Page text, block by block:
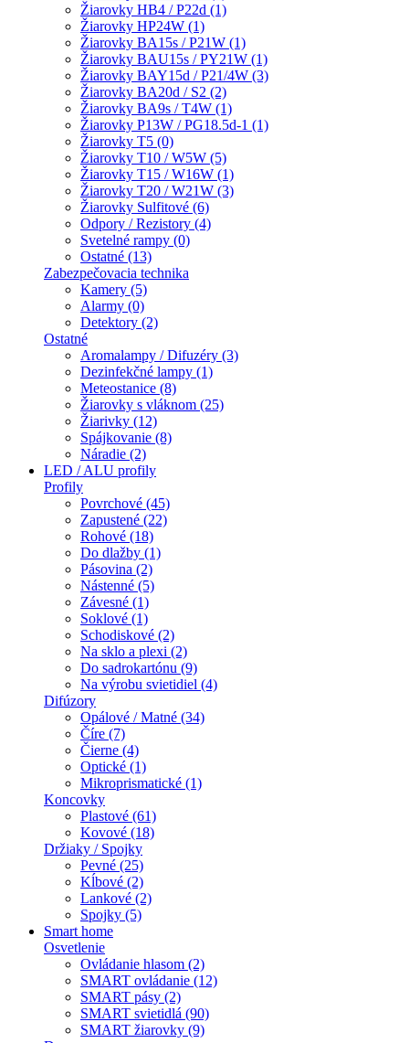
Žiarovky HB4 / P22d (1)
Žiarovky HP24W (1)
Žiarovky BA15s / P21W (1)
Žiarovky BAU15s / PY21W (1)
Žiarovky BAY15d / P21/4W (3)
Žiarovky BA20d / S2 (2)
Žiarovky BA9s / T4W (1)
Žiarovky P13W / PG18.5d-1 (1)
Žiarovky T5 (0)
Žiarovky T10 / W5W (5)
Žiarovky T15 / W16W (1)
Žiarovky T20 / W21W (3)
Žiarovky Sulfitové (6)
Odpory / Rezistory (4)
Svetelné rampy (0)
Ostatné (13)
Zabezpečovacia technika
Kamery (5)
Alarmy (0)
Detektory (2)
Ostatné
Aromalampy / Difuzéry (3)
Dezinfekčné lampy (1)
Meteostanice (8)
Žiarovky s vláknom (25)
Žiarivky (12)
Spájkovanie (8)
Náradie (2)
LED / ALU profily
Profily
Povrchové (45)
Zapustené (22)
Rohové (18)
Do dlažby (1)
Pásovina (2)
Nástenné (5)
Závesné (1)
Soklové (1)
Schodiskové (2)
Na sklo a plexi (2)
Do sadrokartónu (9)
Na výrobu svietidiel (4)
Difúzory
Opálové / Matné (34)
Číre (7)
Čierne (4)
Optické (1)
Mikroprismatické (1)
Koncovky
Plastové (61)
Kovové (18)
Držiaky / Spojky
Pevné (25)
Kĺbové (2)
Lankové (2)
Spojky (5)
Smart home
Osvetlenie
Ovládanie hlasom (2)
SMART ovládanie (12)
SMART pásy (2)
SMART svietidlá (90)
SMART žiarovky (9)